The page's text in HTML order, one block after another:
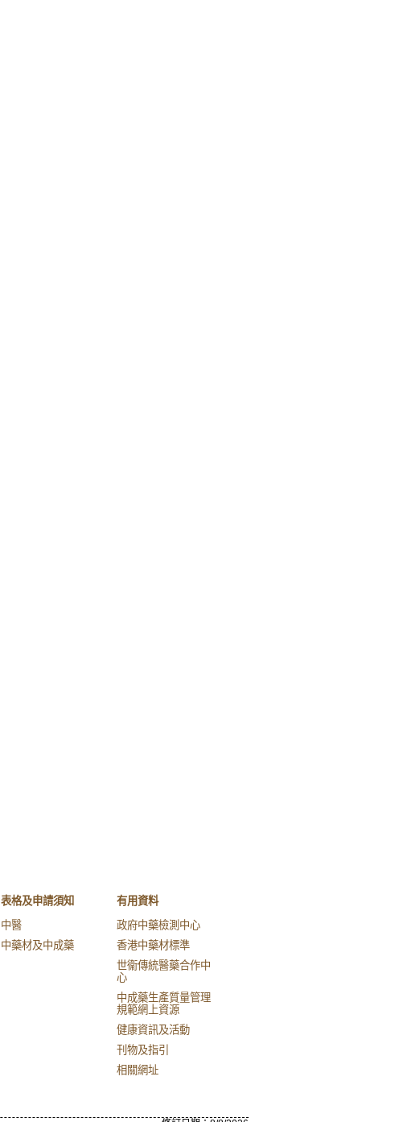
表格及申請須知
中醫
中藥材及中成藥
有用資料
政府中藥檢測中心
香港中藥材標準
世衞傳統醫藥合作中
心
中成藥生產質量管理
規範網上資源
健康資訊及活動
刊物及指引
相關網址